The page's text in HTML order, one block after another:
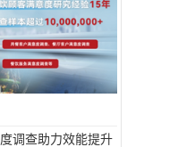
调查助力效能提升